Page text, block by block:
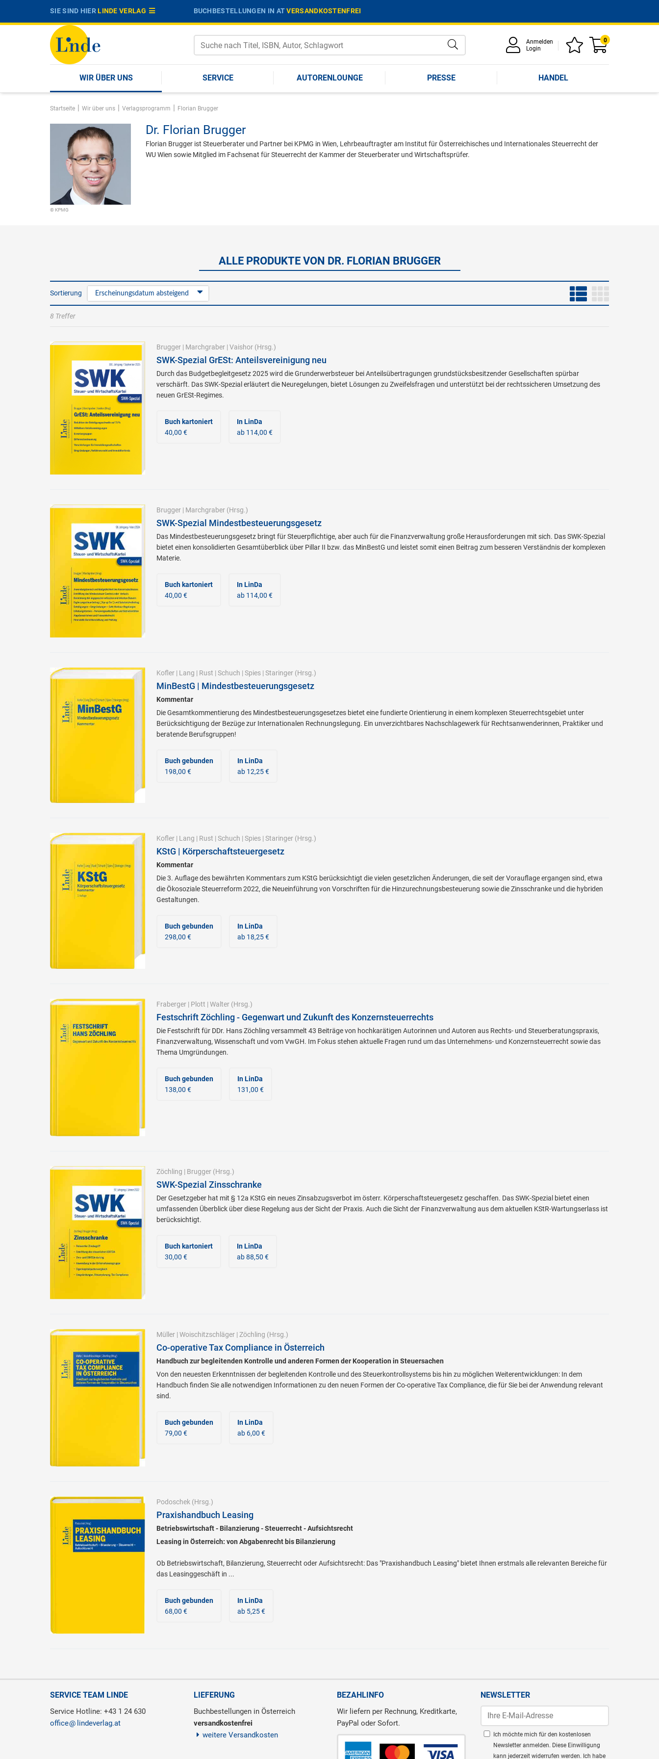
SIE SIND HIERLINDE VERLAG BUCHBESTELLUNGEN IN ATVERSANDKOSTENFREI
Anmelden
Login
0
WIR ÜBER UNS SERVICE AUTORENLOUNGE PRESSE HANDEL
Startseite | Wir über uns | Verlagsprogramm | Florian Brugger
© KPMG
Dr. Florian Brugger
Florian Brugger ist Steuerberater und Partner bei KPMG in Wien, Lehrbeauftragter am Institut für Österreichisches und Internationales Steuerrecht der
WU Wien sowie Mitglied im Fachsenat für Steuerrecht der Kammer der Steuerberater und Wirtschaftsprüfer.
ALLE PRODUKTE VON DR. FLORIAN BRUGGER
Sortierung Erscheinungsdatum absteigend
8 Treffer
Brugger| Marchgraber| Vaishor(Hrsg.)
SWK-Spezial GrESt: Anteilsvereinigung neu
Durch das Budgetbegleitgesetz 2025 wird die Grunderwerbsteuer bei Anteilsübertragungen grundstücksbesitzender Gesellschaften spürbar
verschärft. Das SWK-Spezial erläutert die Neuregelungen, bietet Lösungen zu Zweifelsfragen und unterstützt bei der rechtssicheren Umsetzung des
neuen GrESt-Regimes.
Buch kartoniert
40,00 €
In LinDa
ab 114,00 €
Brugger| Marchgraber(Hrsg.)
SWK-Spezial Mindestbesteuerungsgesetz
Das Mindestbesteuerungsgesetz bringt für Steuerpflichtige, aber auch für die Finanzverwaltung große Herausforderungen mit sich. Das SWK-Spezial
bietet einen konsolidierten Gesamtüberblick über Pillar II bzw. das MinBestG und leistet somit einen Beitrag zum besseren Verständnis der komplexen
Materie.
Buch kartoniert
40,00 €
In LinDa
ab 114,00 €
Kofler| Lang | Rust | Schuch | Spies| Staringer(Hrsg.)
MinBestG | Mindestbesteuerungsgesetz
Kommentar
Die Gesamtkommentierung des Mindestbesteuerungsgesetzes bietet eine fundierte Orientierung in einem komplexen Steuerrechtsgebiet unter
Berücksichtigung der Bezüge zur Internationalen Rechnungslegung. Ein unverzichtbares Nachschlagewerk für Rechtsanwenderinnen, Praktiker und
beratende Berufsgruppen!
Buch gebunden
198,00 €
In LinDa
ab 12,25 €
Kofler| Lang | Rust | Schuch | Spies| Staringer(Hrsg.)
KStG | Körperschaftsteuergesetz
Kommentar
Die 3. Auflage des bewährten Kommentars zum KStG berücksichtigt die vielen gesetzlichen Änderungen, die seit der Vorauflage ergangen sind, etwa
die Ökosoziale Steuerreform 2022, die Neueinführung von Vorschriften für die Hinzurechnungsbesteuerung sowie die Zinsschranke und die hybriden
Gestaltungen.
Buch gebunden
298,00 €
In LinDa
ab 18,25 €
Fraberger| Plott | Walter(Hrsg.)
Festschrift Zöchling - Gegenwart und Zukunft des Konzernsteuerrechts
Die Festschrift für DDr. Hans Zöchling versammelt 43 Beiträge von hochkarätigen Autorinnen und Autoren aus Rechts- und Steuerberatungspraxis,
Finanzverwaltung, Wissenschaft und vom VwGH. Im Fokus stehen aktuelle Fragen rund um das Unternehmens- und Konzernsteuerrecht sowie das
Thema Umgründungen.
Buch gebunden
138,00 €
In LinDa
131,00 €
Zöchling | Brugger(Hrsg.)
SWK-Spezial Zinsschranke
Der Gesetzgeber hat mit § 12a KStG ein neues Zinsabzugsverbot im österr. Körperschaftsteuergesetz geschaffen. Das SWK-Spezial bietet einen
umfassenden Überblick über diese Regelung aus der Sicht der Praxis. Auch die Sicht der Finanzverwaltung aus dem aktuellen KStR-Wartungserlass ist
berücksichtigt.
Buch kartoniert
30,00 €
In LinDa
ab 88,50 €
Müller| Woischitzschläger| Zöchling (Hrsg.)
Co-operative Tax Compliance in Österreich
Handbuch zur begleitenden Kontrolle und anderen Formen der Kooperation in Steuersachen
Von den neuesten Erkenntnissen der begleitenden Kontrolle und des Steuerkontrollsystems bis hin zu möglichen Weiterentwicklungen: In dem
Handbuch finden Sie alle notwendigen Informationen zu den neuen Formen der Co-operative Tax Compliance, die für Sie bei der Anwendung relevant
sind.
Buch gebunden
79,00 €
In LinDa
ab 6,00 €
Podoschek(Hrsg.)
Praxishandbuch Leasing
Betriebswirtschaft - Bilanzierung - Steuerrecht - Aufsichtsrecht
Leasing in Österreich: von Abgabenrecht bis Bilanzierung
Ob Betriebswirtschaft, Bilanzierung, Steuerrecht oder Aufsichtsrecht: Das "Praxishandbuch Leasing" bietet Ihnen erstmals alle relevanten Bereiche für
das Leasinggeschäft in ...
Buch gebunden
68,00 €
In LinDa
ab 5,25 €
SERVICE TEAM LINDE
Service Hotline: +43 1 24 630
office
lindeverlag.at
LIEFERUNG
Buchbestellungen in Österreich
versandkostenfrei
weitere Versandkosten
BEZAHLINFO
Wir liefern per Rechnung, Kreditkarte,
PayPal oder Sofort.
NEWSLETTER
Ich möchte mich für den kostenlosen
Newsletter anmelden. Diese Einwilligung
kann jederzeit widerrufen werden. Ich habe